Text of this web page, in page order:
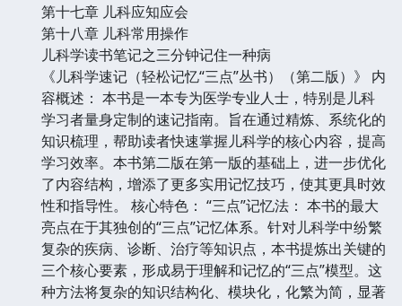
第十七章 儿科应知应会
第十八章 儿科常用操作
儿科学读书笔记之三分钟记住一种病
《儿科学速记（轻松记忆“三点”丛书）（第二版）》 内
容概述： 本书是一本专为医学专业人士，特别是儿科
学习者量身定制的速记指南。旨在通过精炼、系统化的
知识梳理，帮助读者快速掌握儿科学的核心内容，提高
学习效率。本书第二版在第一版的基础上，进一步优化
了内容结构，增添了更多实用记忆技巧，使其更具时效
性和指导性。 核心特色： “三点”记忆法： 本书的最大
亮点在于其独创的“三点”记忆体系。针对儿科学中纷繁
复杂的疾病、诊断、治疗等知识点，本书提炼出关键的
三个核心要素，形成易于理解和记忆的“三点”模型。这
种方法将复杂的知识结构化、模块化，化繁为简，显著